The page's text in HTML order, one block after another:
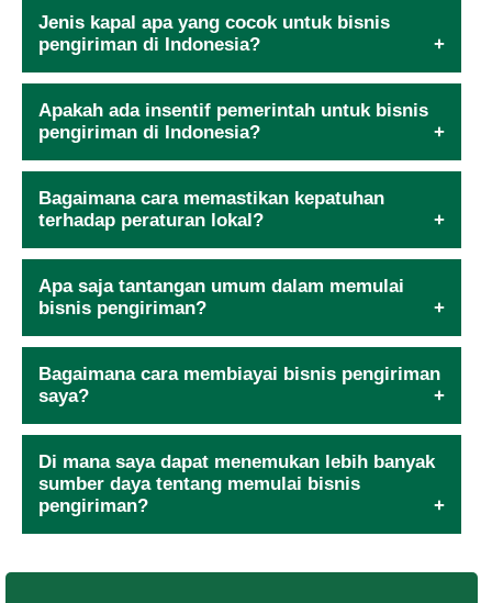
Jenis kapal apa yang cocok untuk bisnis
pengiriman di Indonesia?
Apakah ada insentif pemerintah untuk bisnis
pengiriman di Indonesia?
Bagaimana cara memastikan kepatuhan
terhadap peraturan lokal?
Apa saja tantangan umum dalam memulai
bisnis pengiriman?
Bagaimana cara membiayai bisnis pengiriman
saya?
Di mana saya dapat menemukan lebih banyak
sumber daya tentang memulai bisnis
pengiriman?